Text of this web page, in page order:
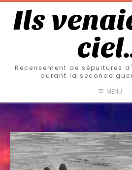
Ils
Recensement de sépultures
durant la seconde
MENU